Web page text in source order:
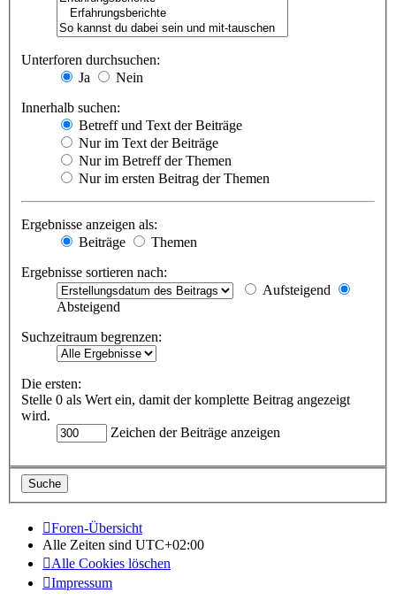
Unterforen durchsuchen:
Ja
Nein
Innerhalb suchen:
Betreff und Text der Beiträge
Nur im Text der Beiträge
Nur im Betreff der Themen
Nur im ersten Beitrag der Themen
Ergebnisse anzeigen als:
Beiträge
Themen
Ergebnisse sortieren nach:
Aufsteigend
Absteigend
Suchzeitraum begrenzen:
Die ersten:
Stelle 0 als Wert ein, damit der komplette Beitrag angezeigt
wird.
Zeichen der Beiträge anzeigen
Foren-Übersicht
Alle Zeiten sind UTC+02:00
Alle Cookies löschen
Impressum